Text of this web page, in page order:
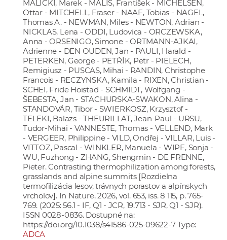
MALICKI, Marek - MÁLIŠ, František - MICHELSEN,
Ottar - MITCHELL, Fraser - NAAF, Tobias - NAGEL,
Thomas A. - NEWMAN, Miles - NEWTON, Adrian -
NICKLAS, Lena - ODDI, Ludovica - ORCZEWSKA,
Anna - ORSENIGO, Simone - ORTMANN-AJKAI,
Adrienne - DEN OUDEN, Jan - PAULI, Harald -
PETERKEN, George - PETŘÍK, Petr - PIELECH,
Remigiusz - PUSCAS, Mihai - RANDIN, Christophe
Francois - RECZYNSKA, Kamila - RIXEN, Christian -
SCHEI, Fride Hoistad - SCHMIDT, Wolfgang -
ŠEBESTA, Jan - STACHURSKA-SWAKON, Alina -
STANDOVÁR, Tibor - SWIERKOSZ, Krzysztof -
TELEKI, Balazs - THEURILLAT, Jean-Paul - URSU,
Tudor-Mihai - VANNESTE, Thomas - VELLEND, Mark
- VERGEER, Philippine - VILD, Ondřej - VILLAR, Luis -
VITTOZ, Pascal - WINKLER, Manuela - WIPF, Sonja -
WU, Fuzhong - ZHANG, Shengmin - DE FRENNE,
Pieter. Contrasting thermophilization among forests,
grasslands and alpine summits [Rozdielna
termofilizácia lesov, trávnych porastov a alpínskych
vrcholov]. In Nature, 2026, vol. 653, iss. 8 115, p. 765-
769. (2025: 56.1 - IF, Q1 - JCR, 19.713 - SJR, Q1 - SJR).
ISSN 0028-0836. Dostupné na:
https://doi.org/10.1038/s41586-025-09622-7Type:
ADCA